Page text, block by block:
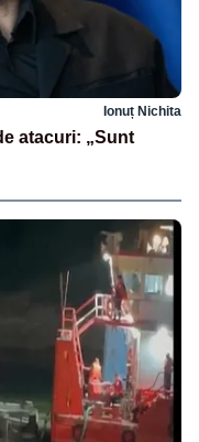
Ionuț Nichita
atacuri: „Sunt